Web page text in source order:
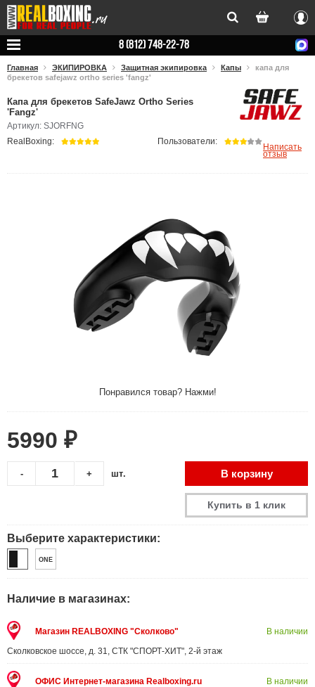
Вход
8 (812) 748-22-78
Главная ЭКИПИРОВКА Защитная экипировка Капы
капа для
брекетов safejawz ortho series 'fangz'
Капа для брекетов SafeJawz Ortho Series
'Fangz'
Артикул: SJORFNG
Понравился товар? Нажми!
RealBoxing: Пользователи:
Написать
отзыв
5990 ₽
+
- шт. В корзину
Купить в 1 клик
Выберите характеристики:
ONE
Наличие в магазинах:
Магазин REALBOXING "Сколково"
Сколковское шоссе, д. 31, СТК "СПОРТ-ХИТ", 2-й этаж
В наличии
ОФИС Интернет-магазина Realboxing.ru В наличии